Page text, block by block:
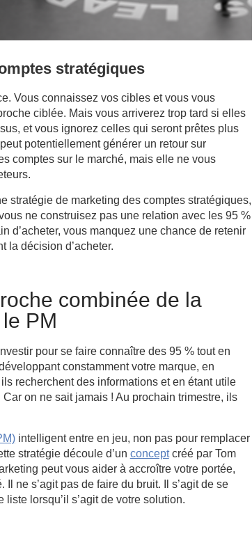
stratégiques
Vous connaissez vos cibles et vous vous
ciblée. Mais vous arriverez trop tard si elles
et vous ignorez celles qui seront prêtes plus
potentiellement générer un retour sur
comptes sur le marché, mais elle ne vous
stratégie de marketing des comptes stratégiques,
ne construisez pas une relation avec les 95 %
d’acheter, vous manquez une chance de retenir
la décision d’acheter.
combinée de la
PM
pour se faire connaître des 95 % tout en
constamment votre marque, en
recherchent des informations et en étant utile
Car on ne sait jamais ! Au prochain trimestre, ils
intelligent entre en jeu, non pas pour remplacer
stratégie découle d’un concept créé par Tom
peut vous aider à accroître votre portée,
ne s’agit pas de faire du bruit. Il s’agit de se
liste lorsqu’il s’agit de votre solution.